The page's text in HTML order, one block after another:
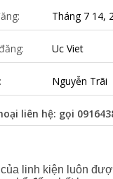
Tháng 7 14,
Uc Viet
Nguyễn Trãi
liên hệ: gọi
linh kiện luôn